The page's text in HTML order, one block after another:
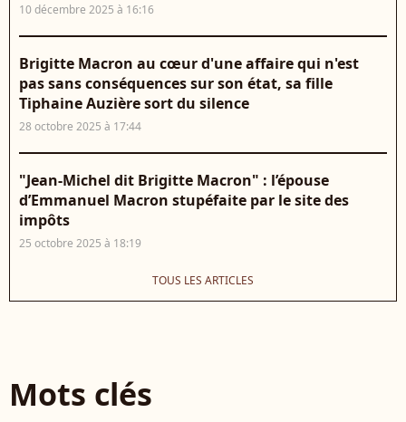
10 décembre 2025 à 16:16
Brigitte Macron au cœur d'une affaire qui n'est
pas sans conséquences sur son état, sa fille
Tiphaine Auzière sort du silence
28 octobre 2025 à 17:44
"Jean-Michel dit Brigitte Macron" : l’épouse
d’Emmanuel Macron stupéfaite par le site des
impôts
25 octobre 2025 à 18:19
TOUS LES ARTICLES
Mots clés